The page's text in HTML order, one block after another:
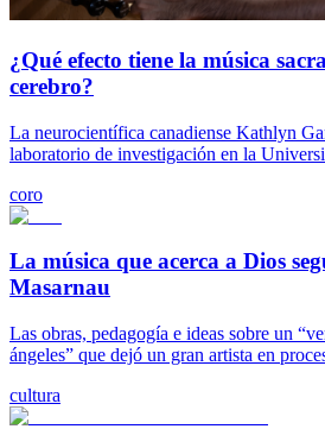
¿Qué efecto tiene la música
cerebro?
La neurocientífica canadiense Kathlyn
laboratorio de investigación en la
coro
La música que acerca a Dios
Masarnau
Las obras, pedagogía e ideas sobre un
ángeles” que dejó un gran artista en
cultura